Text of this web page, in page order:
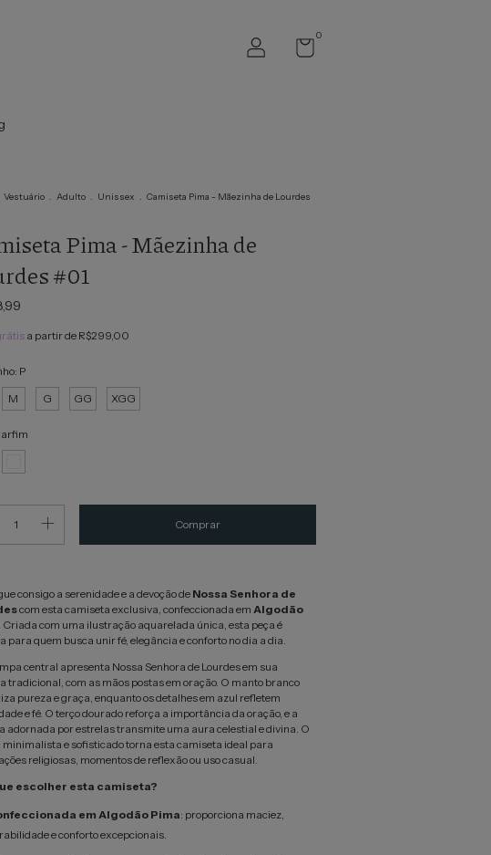
0
Vestuário . Adulto . Unissex . Camiseta Pima - Mãezinha de Lourdes
Pima - Mãezinha de
#01
a partir de R$299,00
P
M G GG XGG
consigo a serenidade e a devoção de Nossa Senhora de
com esta camiseta exclusiva, confeccionada em Algodão
. Criada com uma ilustração aquarelada única, esta peça é
para quem busca unir fé, elegância e conforto no dia a dia.
central apresenta Nossa Senhora de Lourdes em sua
tradicional, com as mãos postas em oração. O manto branco
pureza e graça, enquanto os detalhes em azul refletem
e fé. O terço dourado reforça a importância da oração, e a
adornada por estrelas transmite uma aura celestial e divina. O
minimalista e sofisticado torna esta camiseta ideal para
religiosas, momentos de reflexão ou uso casual.
escolher esta camiseta?
em Algodão Pima: proporciona maciez,
e conforto excepcionais.